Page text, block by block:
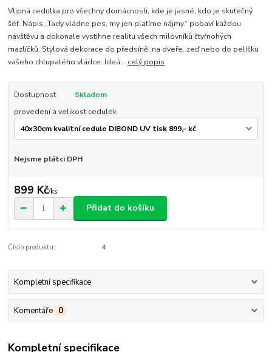
Vtipná cedulka pro všechny domácnosti, kde je jasné, kdo je skutečný
šéf. Nápis „Tady vládne pes, my jen platíme nájmy.“ pobaví každou
návštěvu a dokonale vystihne realitu všech milovníků čtyřnohých
mazlíčků. Stylová dekorace do předsíně, na dveře, zeď nebo do pelíšku
vašeho chlupatého vládce. Ideá... celý popis
Dostupnost
Skladem
provedení a velikost cedulek
Nejsme plátci DPH
899 Kč/ks
Přidat do košíku
Číslo produktu: 4
Kompletní specifikace
Komentáře 0
Kompletní specifikace